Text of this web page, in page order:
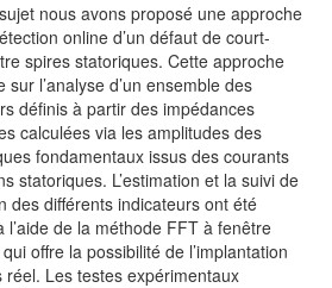
nous avons proposé une approche
online d’un défaut de court-
spires statoriques. Cette approche
sur l’analyse d’un ensemble des
définis à partir des impédances
calculées via les amplitudes des
fondamentaux issus des courants
statoriques. L’estimation et la suivi de
des différents indicateurs ont été
l’aide de la méthode FFT à fenêtre
offre la possibilité de l’implantation
réel. Les testes expérimentaux